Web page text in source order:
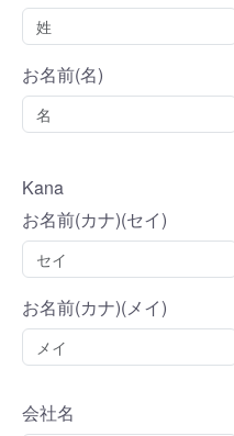
お名前(名)
Kana
お名前(カナ)(セイ)
お名前(カナ)(メイ)
会社名